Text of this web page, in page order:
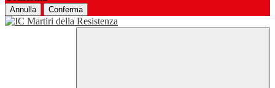
Annulla Conferma